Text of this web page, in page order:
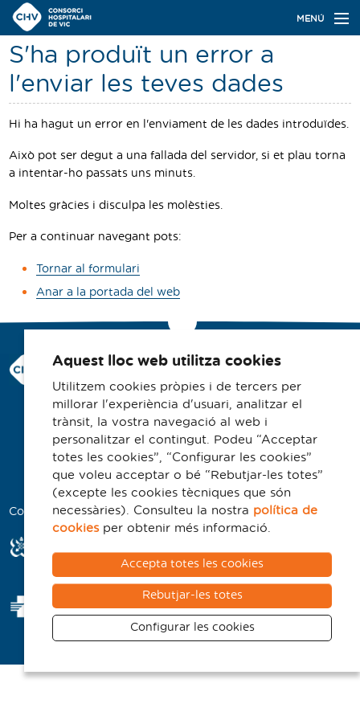
Navegació
principal
MENÚ
Actualitat
Coneix el Consorci
Especialitats
Oferta de places
Ser resident
Contacte
Cercador
Castellano
Traductor
Segueix-nos:
S'ha produït un error a
l'enviar les teves dades
Hi ha hagut un error en l'enviament de les dades introduïdes.
Això pot ser degut a una fallada del servidor, si et plau torna
a intentar-ho passats uns minuts.
Moltes gràcies i disculpa les molèsties.
Per a continuar navegant pots:
Tornar al formulari
Anar a la portada del web
Navegació
secundària
Consorci Hospitalari de Vic
Carrer Francesc Pla 'El Vigatà', 1
08500 Vic
Telèfon 93 702 77 16
Contacte
Avís legal
Politica de cookies
Col·laboradors
Aquest lloc web utilitza cookies
Utilitzem cookies pròpies i de tercers per
millorar l'experiència d'usuari, analitzar el
trànsit, la vostra navegació al web i
personalitzar el contingut. Podeu “Acceptar
totes les cookies”, “Configurar les cookies”
que voleu acceptar o bé “Rebutjar-les totes”
(excepte les cookies tècniques que són
necessàries). Consulteu la nostra política de
cookiesper obtenir més informació.
Accepta totes les cookies
Rebutjar-les totes
Configurar les cookies